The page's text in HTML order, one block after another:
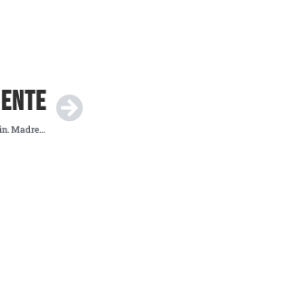
Mujeres indígenas inauguran en Monterrey la exposición “Taltikpak Nantsin. Madre Tierra”